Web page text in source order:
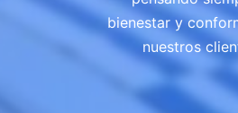
bienestar y
nuestros